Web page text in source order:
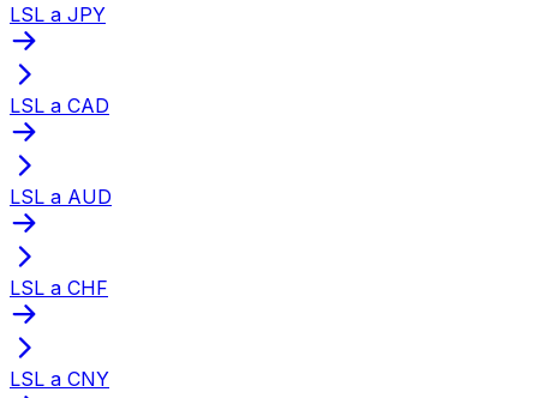
LSL a JPY
LSL a CAD
LSL a AUD
LSL a CHF
LSL a CNY